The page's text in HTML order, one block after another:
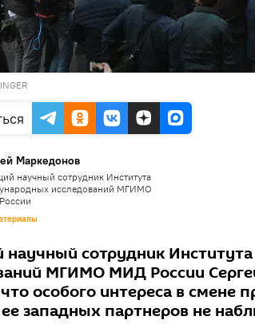
Маркедонов
научный сотрудник Института
исследований МГИМО
сотрудник
МГИМО МИД России
особого интереса в смене
ее западных партнеров не